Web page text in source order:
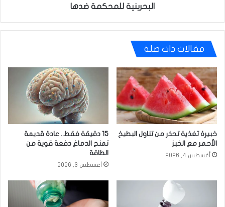
البحرينية للمحكمة ضدها
مقالات ذات صلة
خبيرة تغذية تحذر من تناول البطيخ
الأحمر مع الخبز
أغسطس 4, 2026
15 دقيقة فقط.. عادة قديمة
تمنح الدماغ دفعة قوية من
الطاقة
أغسطس 3, 2026